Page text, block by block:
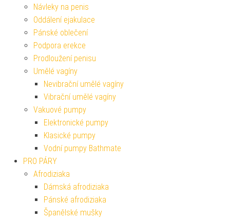
Návleky na penis
Oddálení ejakulace
Pánské oblečení
Podpora erekce
Prodloužení penisu
Umělé vagíny
Nevibrační umělé vagíny
Vibrační umělé vagíny
Vakuové pumpy
Elektronické pumpy
Klasické pumpy
Vodní pumpy Bathmate
PRO PÁRY
Afrodiziaka
Dámská afrodiziaka
Pánské afrodiziaka
Španělské mušky